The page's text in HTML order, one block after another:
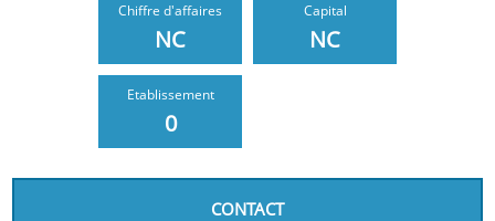
Chiffre d'affaires
NC
Capital
NC
Etablissement
0
CONTACT